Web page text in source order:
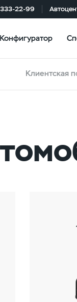
22-99
Конфигуратор
Клиентская